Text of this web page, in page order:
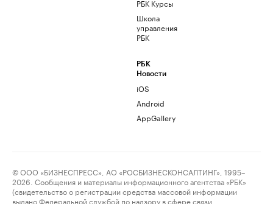
РБК Курсы
Школа
управления
РБК
РБК
Новости
iOS
Android
AppGallery
© ООО «БИЗНЕСПРЕСС», АО «РОСБИЗНЕСКОНСАЛТИНГ», 1995–
2026. Сообщения и материалы информационного агентства «РБК»
(свидетельство о регистрации средства массовой информации
выдано Федеральной службой по надзору в сфере связи,